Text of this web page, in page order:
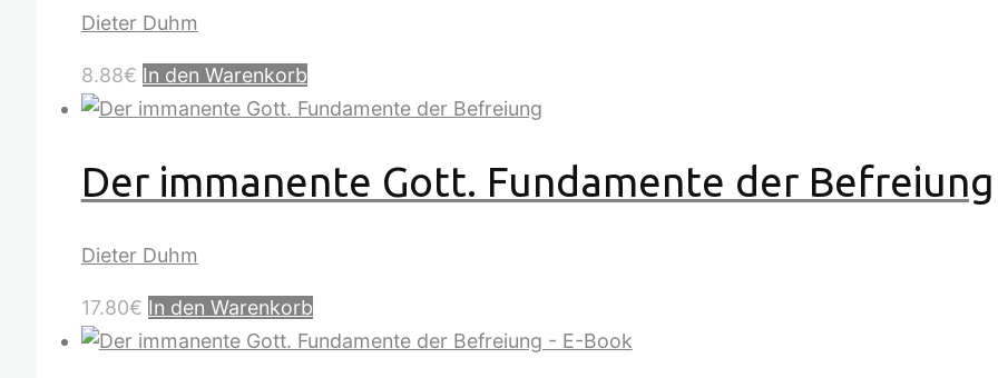
Dieter Duhm
8.88€ In den Warenkorb
Der immanente Gott. Fundamente der Befreiung
Dieter Duhm
17.80€ In den Warenkorb